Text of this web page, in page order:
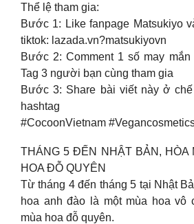
Thể lệ tham gia:
Bước 1: Like fanpage Matsukiyo
tiktok: lazada.vn?matsukiyovn
Bước 2: Comment 1 số may
Tag 3 người bạn cùng tham gia
Bước 3: Share bài viết này ở
hashtag
#CocoonVietnam
THÁNG 5 ĐẾN NHẬT BẢN, HÒA
HOA ĐỖ QUYÊN
Từ tháng 4 đến tháng 5 tại Nhật
hoa anh đào là một mùa hoa vô
mùa hoa đỗ quyên.